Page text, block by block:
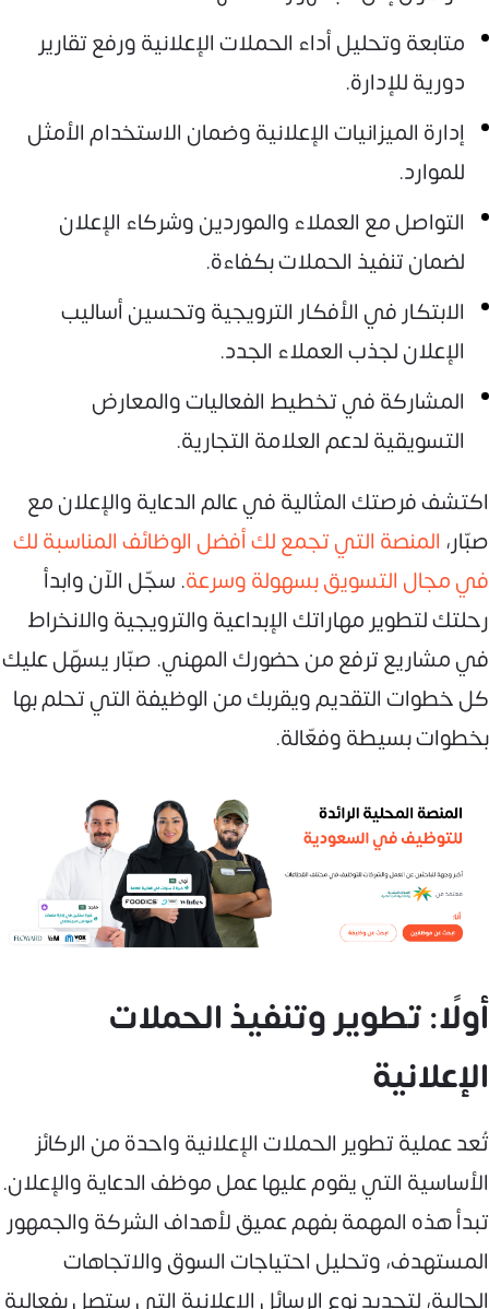
متابعة وتحليل أداء الحملات الإعلانية ورفع تقارير
دورية للإدارة.
إدارة الميزانيات الإعلانية وضمان الاستخدام الأمثل
للموارد.
التواصل مع العملاء والموردين وشركاء الإعلان
لضمان تنفيذ الحملات بكفاءة.
الابتكار في الأفكار الترويجية وتحسين أساليب
الإعلان لجذب العملاء الجدد.
المشاركة في تخطيط الفعاليات والمعارض
التسويقية لدعم العلامة التجارية.
اكتشف فرصتك المثالية في عالم الدعاية والإعلان مع
صبّار، المنصة التي تجمع لك أفضل الوظائف المناسبة لك
في مجال التسويق بسهولة وسرعة. سجّل الآن وابدأ
رحلتك لتطوير مهاراتك الإبداعية والترويجية والانخراط
في مشاريع ترفع من حضورك المهني. صبّار يسهّل عليك
كل خطوات التقديم ويقربك من الوظيفة التي تحلم بها
بخطوات بسيطة وفعّالة.
أولًا: تطوير وتنفيذ الحملات
الإعلانية
تُعد عملية تطوير الحملات الإعلانية واحدة من الركائز
الأساسية التي يقوم عليها عمل موظف الدعاية والإعلان.
تبدأ هذه المهمة بفهم عميق لأهداف الشركة والجمهور
المستهدف، وتحليل احتياجات السوق والاتجاهات
الحالية، لتحديد نوع الرسائل الإعلانية التي ستصل بفعالية